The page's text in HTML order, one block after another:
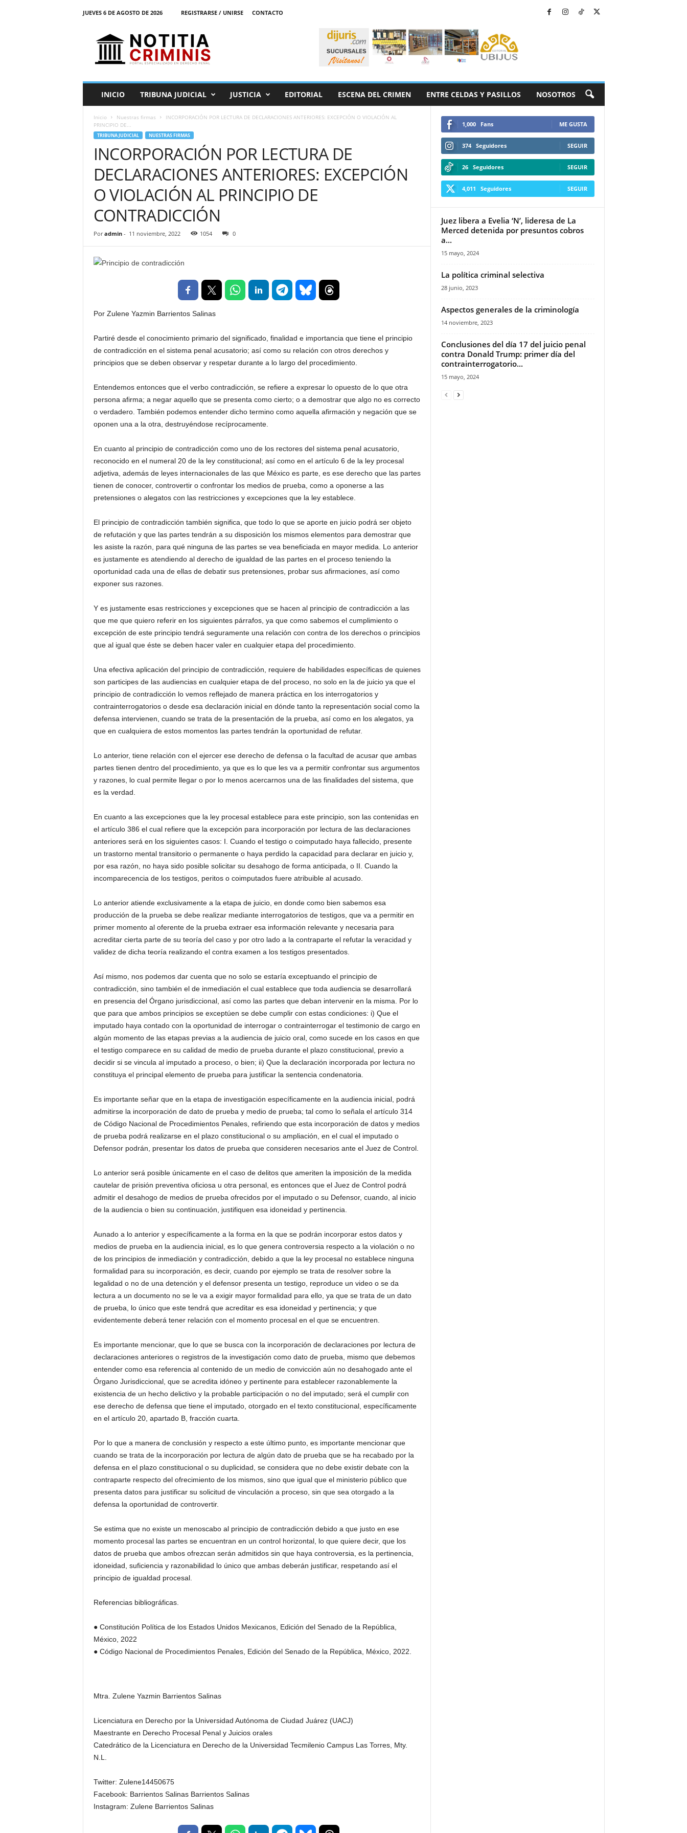
JUEVES 6 DE AGOSTO DE 2026 REGISTRARSE / UNIRSE
CONTACTO
INICIO TRIBUNA JUDICIAL JUSTICIA EDITORIAL ESCENA DEL CRIMEN ENTRE CELDAS Y PASILLOS NOSOTROS
Inicio Nuestras firmas
INCORPORACIÓN POR LECTURA DE DECLARACIONES ANTERIORES: EXCEPCIÓN O VIOLACIÓN AL
PRINCIPIO DE...
TRIBUNA JUDICIAL NUESTRAS FIRMAS
INCORPORACIÓN POR LECTURA DE
DECLARACIONES ANTERIORES: EXCEPCIÓN
O VIOLACIÓN AL PRINCIPIO DE
CONTRADICCIÓN
Por admin- 11 noviembre, 2022 1054 0
Por Zulene Yazmin Barrientos Salinas
Partiré desde el conocimiento primario del significado, finalidad e importancia que tiene el principio
de contradicción en el sistema penal acusatorio; así como su relación con otros derechos y
principios que se deben observar y respetar durante a lo largo del procedimiento.
Entendemos entonces que el verbo contradicción, se refiere a expresar lo opuesto de lo que otra
persona afirma; a negar aquello que se presenta como cierto; o a demostrar que algo no es correcto
o verdadero. También podemos entender dicho termino como aquella afirmación y negación que se
oponen una a la otra, destruyéndose recíprocamente.
En cuanto al principio de contradicción como uno de los rectores del sistema penal acusatorio,
reconocido en el numeral 20 de la ley constitucional; así como en el artículo 6 de la ley procesal
adjetiva, además de leyes internacionales de las que México es parte, es ese derecho que las partes
tienen de conocer, controvertir o confrontar los medios de prueba, como a oponerse a las
pretensiones o alegatos con las restricciones y excepciones que la ley establece.
El principio de contradicción también significa, que todo lo que se aporte en juicio podrá ser objeto
de refutación y que las partes tendrán a su disposición los mismos elementos para demostrar que
les asiste la razón, para qué ninguna de las partes se vea beneficiada en mayor medida. Lo anterior
es justamente es atendiendo al derecho de igualdad de las partes en el proceso teniendo la
oportunidad cada una de ellas de debatir sus pretensiones, probar sus afirmaciones, así como
exponer sus razones.
Y es justamente esas restricciones y excepciones que se hacen al principio de contradicción a las
que me que quiero referir en los siguientes párrafos, ya que como sabemos el cumplimiento o
excepción de este principio tendrá seguramente una relación con contra de los derechos o principios
que al igual que éste se deben hacer valer en cualquier etapa del procedimiento.
Una efectiva aplicación del principio de contradicción, requiere de habilidades específicas de quienes
son participes de las audiencias en cualquier etapa de del proceso, no solo en la de juicio ya que el
principio de contradicción lo vemos reflejado de manera práctica en los interrogatorios y
contrainterrogatorios o desde esa declaración inicial en dónde tanto la representación social como la
defensa intervienen, cuando se trata de la presentación de la prueba, así como en los alegatos, ya
que en cualquiera de estos momentos las partes tendrán la oportunidad de refutar.
Lo anterior, tiene relación con el ejercer ese derecho de defensa o la facultad de acusar que ambas
partes tienen dentro del procedimiento, ya que es lo que les va a permitir confrontar sus argumentos
y razones, lo cual permite llegar o por lo menos acercarnos una de las finalidades del sistema, que
es la verdad.
En cuanto a las excepciones que la ley procesal establece para este principio, son las contenidas en
el artículo 386 el cual refiere que la excepción para incorporación por lectura de las declaraciones
anteriores será en los siguientes casos: I. Cuando el testigo o coimputado haya fallecido, presente
un trastorno mental transitorio o permanente o haya perdido la capacidad para declarar en juicio y,
por esa razón, no haya sido posible solicitar su desahogo de forma anticipada, o II. Cuando la
incomparecencia de los testigos, peritos o coimputados fuere atribuible al acusado.
Lo anterior atiende exclusivamente a la etapa de juicio, en donde como bien sabemos esa
producción de la prueba se debe realizar mediante interrogatorios de testigos, que va a permitir en
primer momento al oferente de la prueba extraer esa información relevante y necesaria para
acreditar cierta parte de su teoría del caso y por otro lado a la contraparte el refutar la veracidad y
validez de dicha teoría realizando el contra examen a los testigos presentados.
Así mismo, nos podemos dar cuenta que no solo se estaría exceptuando el principio de
contradicción, sino también el de inmediación el cual establece que toda audiencia se desarrollará
en presencia del Órgano jurisdiccional, así como las partes que deban intervenir en la misma. Por lo
que para que ambos principios se exceptúen se debe cumplir con estas condiciones: i) Que el
imputado haya contado con la oportunidad de interrogar o contrainterrogar el testimonio de cargo en
algún momento de las etapas previas a la audiencia de juicio oral, como sucede en los casos en que
el testigo comparece en su calidad de medio de prueba durante el plazo constitucional, previo a
decidir si se vincula al imputado a proceso, o bien; ii) Que la declaración incorporada por lectura no
constituya el principal elemento de prueba para justificar la sentencia condenatoria.
Es importante señar que en la etapa de investigación específicamente en la audiencia inicial, podrá
admitirse la incorporación de dato de prueba y medio de prueba; tal como lo señala el artículo 314
de Código Nacional de Procedimientos Penales, refiriendo que esta incorporación de datos y medios
de prueba podrá realizarse en el plazo constitucional o su ampliación, en el cual el imputado o
Defensor podrán, presentar los datos de prueba que consideren necesarios ante el Juez de Control.
Lo anterior será posible únicamente en el caso de delitos que ameriten la imposición de la medida
cautelar de prisión preventiva oficiosa u otra personal, es entonces que el Juez de Control podrá
admitir el desahogo de medios de prueba ofrecidos por el imputado o su Defensor, cuando, al inicio
de la audiencia o bien su continuación, justifiquen esa idoneidad y pertinencia.
Aunado a lo anterior y específicamente a la forma en la que se podrán incorporar estos datos y
medios de prueba en la audiencia inicial, es lo que genera controversia respecto a la violación o no
de los principios de inmediación y contradicción, debido a que la ley procesal no establece ninguna
formalidad para su incorporación, es decir, cuando por ejemplo se trata de resolver sobre la
legalidad o no de una detención y el defensor presenta un testigo, reproduce un video o se da
lectura a un documento no se le va a exigir mayor formalidad para ello, ya que se trata de un dato
de prueba, lo único que este tendrá que acreditar es esa idoneidad y pertinencia; y que
evidentemente deberá tener relación con el momento procesal en el que se encuentren.
Es importante mencionar, que lo que se busca con la incorporación de declaraciones por lectura de
declaraciones anteriores o registros de la investigación como dato de prueba, mismo que debemos
entender como esa referencia al contenido de un medio de convicción aún no desahogado ante el
Órgano Jurisdiccional, que se acredita idóneo y pertinente para establecer razonablemente la
existencia de un hecho delictivo y la probable participación o no del imputado; será el cumplir con
ese derecho de defensa que tiene el imputado, otorgado en el texto constitucional, específicamente
en el artículo 20, apartado B, fracción cuarta.
Por lo que a manera de conclusión y respecto a este último punto, es importante mencionar que
cuando se trata de la incorporación por lectura de algún dato de prueba que se ha recabado por la
defensa en el plazo constitucional o su duplicidad, se considera que no debe existir debate con la
contraparte respecto del ofrecimiento de los mismos, sino que igual que el ministerio público que
presenta datos para justificar su solicitud de vinculación a proceso, sin que sea otorgado a la
defensa la oportunidad de controvertir.
Se estima que no existe un menoscabo al principio de contradicción debido a que justo en ese
momento procesal las partes se encuentran en un control horizontal, lo que quiere decir, que los
datos de prueba que ambos ofrezcan serán admitidos sin que haya controversia, es la pertinencia,
idoneidad, suficiencia y razonabilidad lo único que ambas deberán justificar, respetando así el
principio de igualdad procesal.
Referencias bibliográficas.
● Constitución Política de los Estados Unidos Mexicanos, Edición del Senado de la República,
México, 2022
● Código Nacional de Procedimientos Penales, Edición del Senado de la República, México, 2022.
Mtra. Zulene Yazmin Barrientos Salinas
Licenciatura en Derecho por la Universidad Autónoma de Ciudad Juárez (UACJ)
Maestrante en Derecho Procesal Penal y Juicios orales
Catedrático de la Licenciatura en Derecho de la Universidad Tecmilenio Campus Las Torres, Mty.
N.L.
Twitter: Zulene14450675
Facebook: Barrientos Salinas Barrientos Salinas
Instagram: Zulene Barrientos Salinas
1,000 Fans ME GUSTA
374 Seguidores SEGUIR
26 Seguidores SEGUIR
4,011 Seguidores SEGUIR
Juez libera a Evelia ‘N’, lideresa de La
Merced detenida por presuntos cobros
a...
15 mayo, 2024
La política criminal selectiva
28 junio, 2023
Aspectos generales de la criminología
14 noviembre, 2023
Conclusiones del día 17 del juicio penal
contra Donald Trump: primer día del
contrainterrogatorio...
15 mayo, 2024